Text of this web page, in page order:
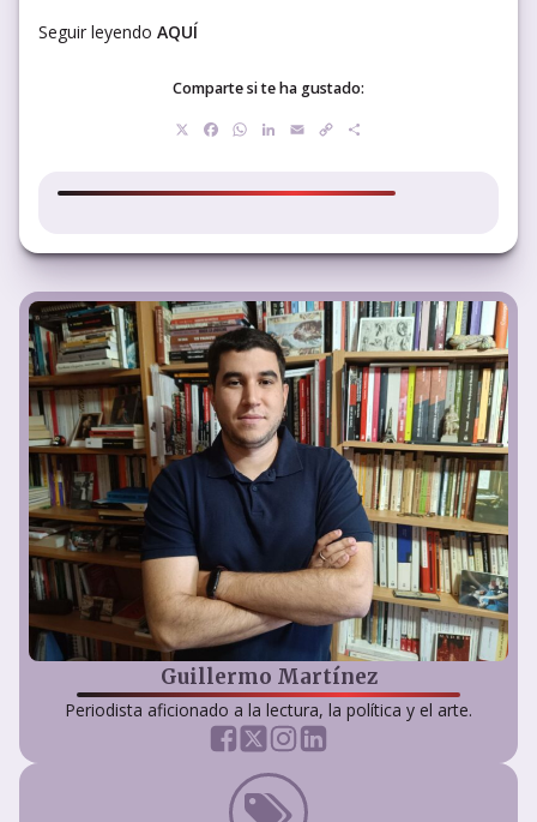
Seguir leyendo AQUÍ
Comparte si te ha gustado:
Facebook
WhatsApp
LinkedIn
EmailCopy
Guillermo Martínez
Periodista aficionado a la lectura, la política y el arte.